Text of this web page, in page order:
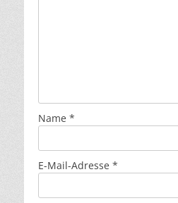
Name *
E-Mail-Adresse *